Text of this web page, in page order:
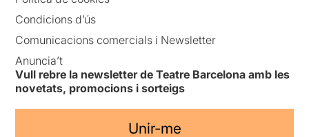
Condicions d’ús
Comunicacions comercials i Newsletter
Anuncia’t
Vull rebre la newsletter de Teatre Barcelona amb les
novetats, promocions i sorteigs
Unir-me